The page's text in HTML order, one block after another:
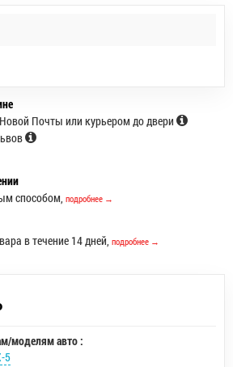
Почты или курьером до двери
способом, подробнее →
в течение 14 дней, подробнее →
моделям авто :
5